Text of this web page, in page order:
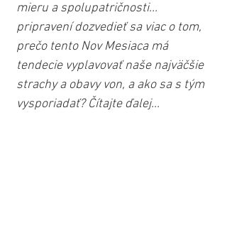
mieru a spolupatričnosti...
pripravení dozvedieť sa viac o tom,
prečo tento Nov Mesiaca má
tendecie vyplavovať naše najväčšie
strachy a obavy von, a ako sa s tým
vysporiadať? Čítajte ďalej...